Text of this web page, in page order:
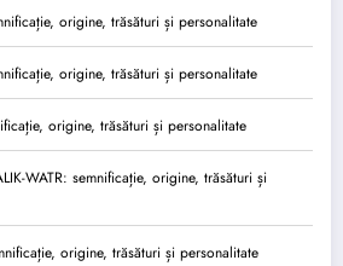
origine, trăsături și personalitate
origine, trăsături și personalitate
origine, trăsături și personalitate
WATR: semnificație, origine, trăsături și
origine, trăsături și personalitate